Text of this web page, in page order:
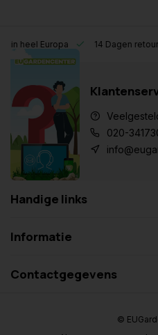
Europa 14 Dagen retourrecht
020-
Handige links
Informatie
Contactgegevens
©